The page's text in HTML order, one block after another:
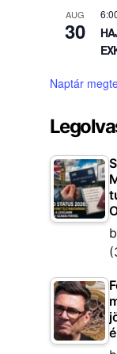
AUG
30
Naptár